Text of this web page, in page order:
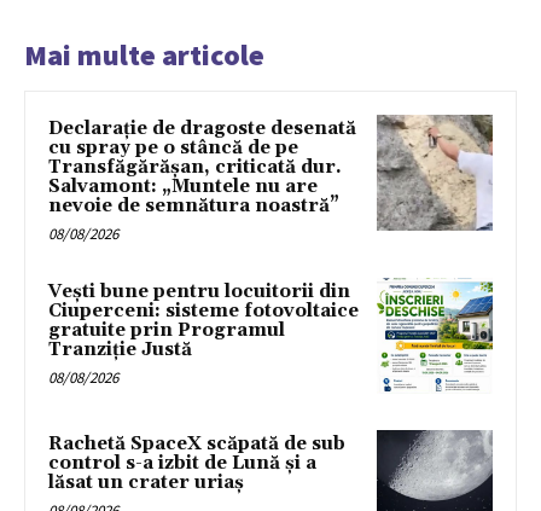
Mai multe articole
Declarație de dragoste desenată
cu spray pe o stâncă de pe
Transfăgărășan, criticată dur.
Salvamont: „Muntele nu are
nevoie de semnătura noastră”
08/08/2026
Vești bune pentru locuitorii din
Ciuperceni: sisteme fotovoltaice
gratuite prin Programul
Tranziție Justă
08/08/2026
Rachetă SpaceX scăpată de sub
control s-a izbit de Lună și a
lăsat un crater uriaș